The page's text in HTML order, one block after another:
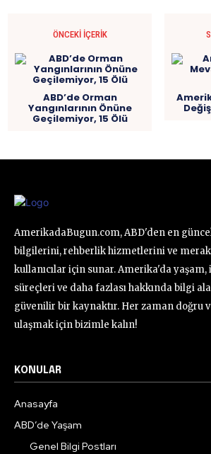
ÖNCEKI İÇERIK
ABD’de Orman
Yangınlarının Önüne
Geçilemiyor, 15 Ölü
AmerikadaBugun.com, ABD'den en
bilgilerini, rehberlik hizmetlerini ve
kullanıcılar için sunar. Amerika'da yaşam,
süreçleri ve daha fazlası hakkında bilgi
güvenilir bir kaynaktır. Her zaman doğru
ulaşmak için bizimle kalın!
KONULAR
Anasayfa
ABD’de Yaşam
Genel Bilgi Postları